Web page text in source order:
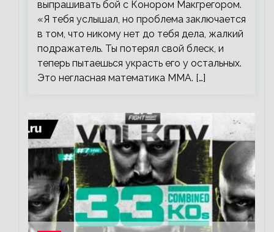
выпрашивать бой с Конором Макгрегором.
«Я тебя услышал, но проблема заключается
в том, что никому нет до тебя дела, жалкий
подражатель. Ты потерял свой блеск, и
теперь пытаешься украсть его у остальных.
Это негласная математика ММА. […]